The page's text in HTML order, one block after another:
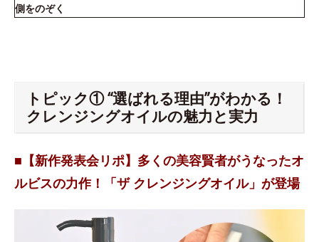
側をのぞく
トピック① “選ばれる理由”がわかる！
クレンジングオイルの魅力と実力
■【新作発表会リポ】多くの美容賢者がうなったオ
ルビスの力作！「ザ クレンジングオイル」が登場